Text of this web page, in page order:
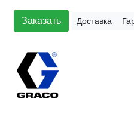
Заказать Доставка